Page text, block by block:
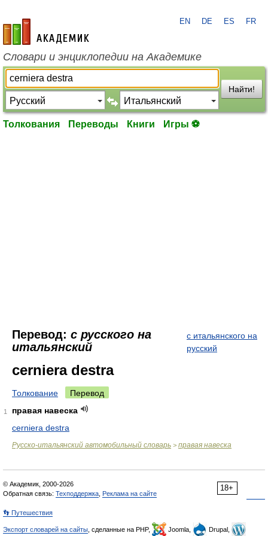
academic.ru
EN DE ES FR
Словари и энциклопедии на Академике
Найти!
Толкования Переводы Книги Игры ⚽
Перевод: с русского на
итальянский
с итальянского на
русский
cerniera destra
Толкование Перевод
1
правая навеска
cerniera destra
Русско-итальянский автомобильный словарь > правая навеска
18+
© Академик, 2000-2026
Обратная связь: Техподдержка Реклама на сайте
👣 Путешествия
Экспорт словарей на сайты , сделанные на PHP, Joomla,
Drupal,